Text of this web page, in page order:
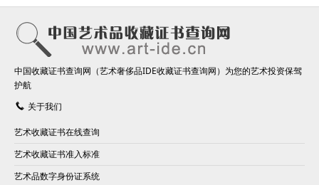
中国收藏证书查询网（艺术奢侈品IDE收藏证书查询网）为您的艺术投资保驾
护航
关于我们
艺术收藏证书在线查询
艺术收藏证书准入标准
艺术品数字身份证系统